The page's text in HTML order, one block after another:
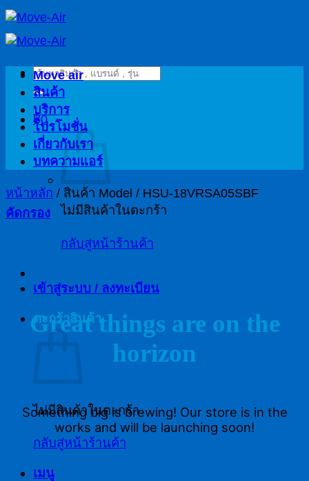
ข้าม
ไป
เนื้อหาค้นหา:
฿0
ไม่มีสินค้าในตะกร้า
กลับสู่หน้าร้านค้า
เข้าสู่ระบบ / ลงทะเบียน
ตะกร้าสินค้า
ไม่มีสินค้าในตะกร้า
กลับสู่หน้าร้านค้า
เมนู
Move air
สินค้า
บริการ
โปรโมชั่น
เกี่ยวกับเรา
บทความแอร์
หน้าหลัก / สินค้า Model / HSU-18VRSA05SBF
คัดกรอง
Great things are on the
horizon
Something big is brewing! Our store is in the
works and will be launching soon!